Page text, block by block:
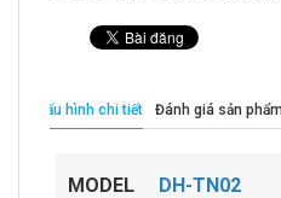
Cấu hình chi tiết Đánh giá sản phẩm
MODEL DH-TN02